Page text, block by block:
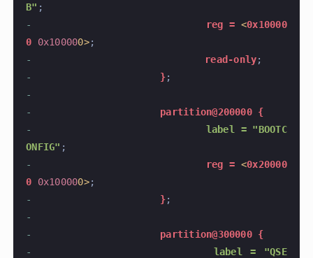
B" ;
-
				reg =
<0x10000
0 0x100000>;
-
				read-only
;
-
			}
;
-
-
			partition@200000 {
-
ONFIG" ;
-
				reg =
<0x20000
0 0x100000>;
-
			}
;
-
-
			partition@300000 {
-